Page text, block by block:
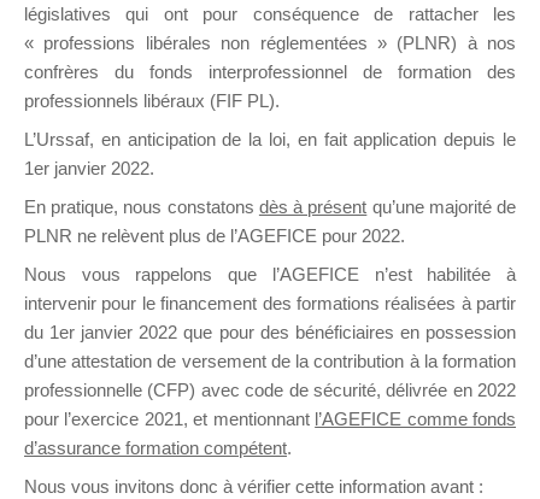
DE
il y a 12 heures
formation. Il accueille également les Conseillers
législatives qui ont pour conséquence de rattacher les
« professions libérales non réglementées » (PLNR) à nos
confrères du fonds interprofessionnel de formation des
professionnels libéraux (FIF PL).
L’Urssaf, en anticipation de la loi, en fait application depuis le
1er janvier 2022.
En pratique, nous constatons dès à présent qu’une majorité de
PLNR ne relèvent plus de l’AGEFICE pour 2022.
Nous vous rappelons que l’AGEFICE n’est habilitée à
intervenir pour le financement des formations réalisées à partir
du 1er janvier 2022 que pour des bénéficiaires en possession
d’une attestation de versement de la contribution à la formation
professionnelle (CFP) avec code de sécurité, délivrée en 2022
pour l’exercice 2021, et mentionnant l’AGEFICE comme fonds
d’assurance formation compétent.
Nous vous invitons donc à vérifier cette information avant :